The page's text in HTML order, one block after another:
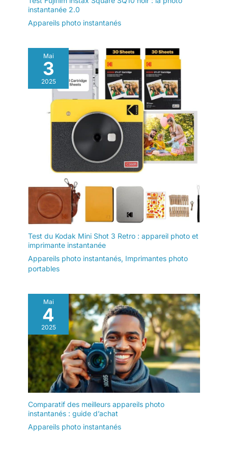
instantanée 2.0
Appareils photo instantanés
Mai
3
2025
Test du Kodak Mini Shot 3 Retro : appareil photo et
imprimante instantanée
Appareils photo instantanés, Imprimantes photo
portables
Mai
4
2025
Comparatif des meilleurs appareils photo
instantanés : guide d’achat
Appareils photo instantanés